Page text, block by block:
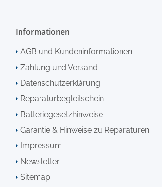
Informationen
AGB und Kundeninformationen
Zahlung und Versand
Datenschutzerklärung
Reparaturbegleitschein
Batteriegesetzhinweise
Garantie & Hinweise zu Reparaturen
Impressum
Newsletter
Sitemap